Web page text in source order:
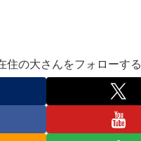
住の大さんをフォローする